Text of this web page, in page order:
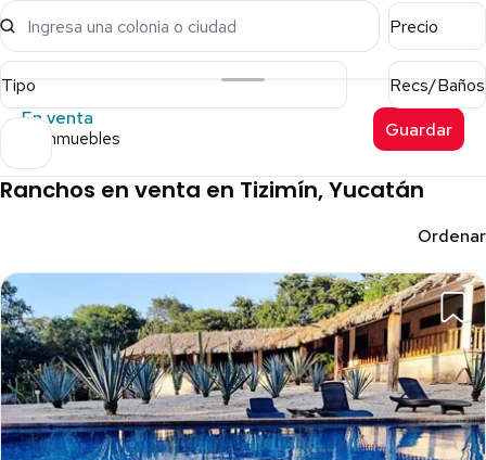
Ingresa una colonia o ciudad Precio
Tipo
Recs/Baños
En venta
38 inmuebles Guardar
Ranchos en venta en Tizimín, Yucatán
Ordenar